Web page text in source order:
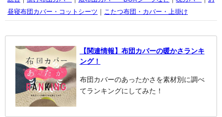
昼寝布団カバー・コットシーツ ｜ こたつ布団・カバー・上掛け
【関連情報】布団カバーの暖かさランキ
ング！
布団カバーのあったかさを素材別に調べ
てランキングにしてみた！